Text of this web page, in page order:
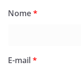
Nome*
E-mail*